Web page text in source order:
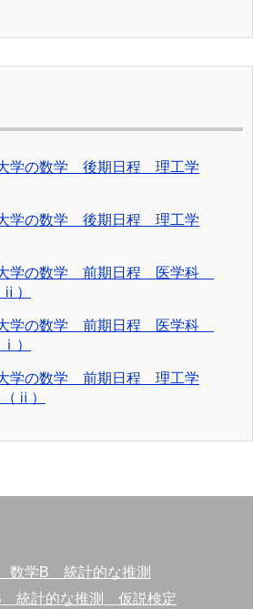
学の数学 後期日程 理工学
学の数学 後期日程 理工学
学の数学 前期日程 医学科
）
学の数学 前期日程 医学科
）
学の数学 前期日程 理工学
ⅱ）
数学B 統計的な推測
統計的な推測 仮説検定